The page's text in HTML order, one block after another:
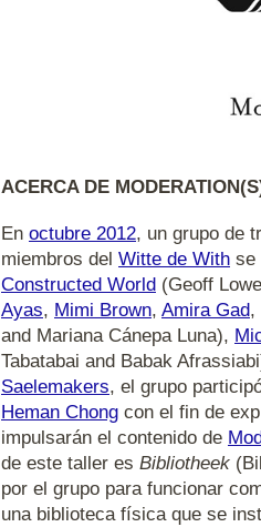
ACERCA DE
En octubre 2012, un grupo de
miembros del Witte de With se
Constructed World (Geoff
Ayas, Mimi Brown, Amira Gad,
and Mariana Cánepa Luna),
Tabatabai and Babak
Saelemakers, el grupo
Heman Chong con el fin de
impulsarán el contenido de
de este taller es Bibliotheek
por el grupo para funcionar
una biblioteca física que se